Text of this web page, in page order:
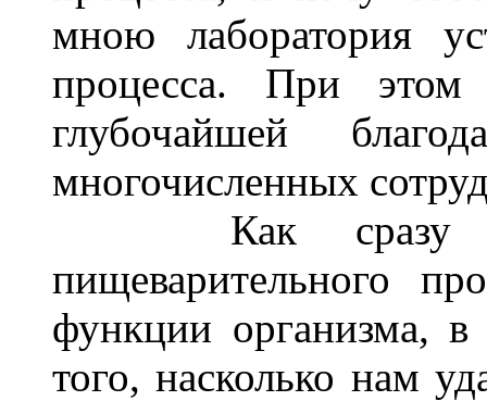
мною лаборатория
процесса. При
глубочайшей
многочисленных
Как сразу
пищеварительного
функции организма, в
того, насколько нам